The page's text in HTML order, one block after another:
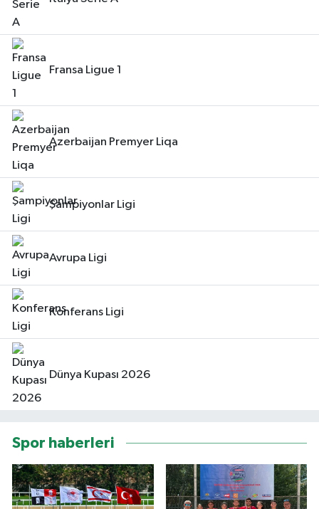
Fransa Ligue 1
Azerbaijan Premyer Liqa
Şampiyonlar Ligi
Avrupa Ligi
Konferans Ligi
Dünya Kupası 2026
Spor haberleri